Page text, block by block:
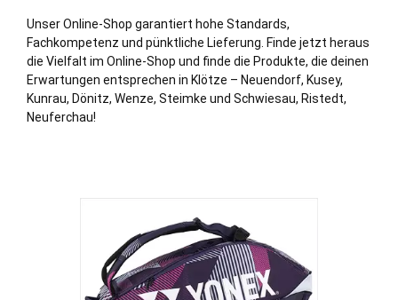
Unser Online-Shop garantiert hohe Standards,
Fachkompetenz und pünktliche Lieferung. Finde jetzt heraus
die Vielfalt im Online-Shop und finde die Produkte, die deinen
Erwartungen entsprechen in Klötze – Neuendorf, Kusey,
Kunrau, Dönitz, Wenze, Steimke und Schwiesau, Ristedt,
Neuferchau!